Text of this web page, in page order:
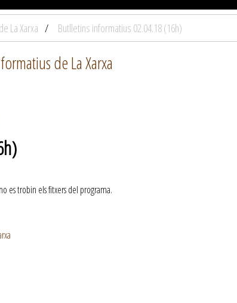
La Xarxa Butlletins informatius 02.04.18 (16h)
de La Xarxa
es trobin els fitxers del programa.